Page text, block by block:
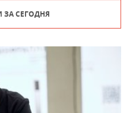
ЗА СЕГОДНЯ